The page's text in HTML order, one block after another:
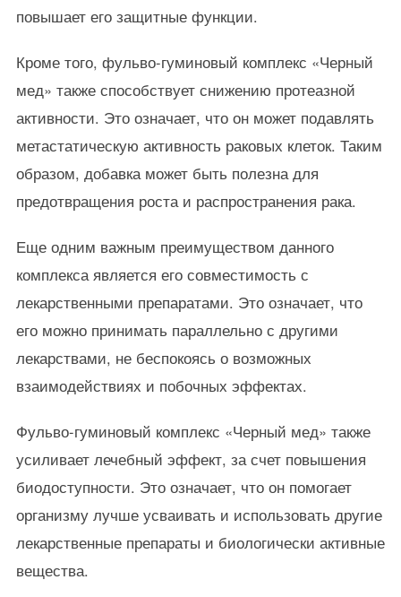
повышает его защитные функции.
Кроме того, фульво-гуминовый комплекс «Черный
мед» также способствует снижению протеазной
активности. Это означает, что он может подавлять
метастатическую активность раковых клеток. Таким
образом, добавка может быть полезна для
предотвращения роста и распространения рака.
Еще одним важным преимуществом данного
комплекса является его совместимость с
лекарственными препаратами. Это означает, что
его можно принимать параллельно с другими
лекарствами, не беспокоясь о возможных
взаимодействиях и побочных эффектах.
Фульво-гуминовый комплекс «Черный мед» также
усиливает лечебный эффект, за счет повышения
биодоступности. Это означает, что он помогает
организму лучше усваивать и использовать другие
лекарственные препараты и биологически активные
вещества.